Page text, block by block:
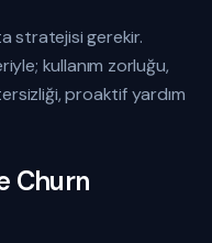
stratejisi gerekir.
kullanım zorluğu,
proaktif yardım
Churn